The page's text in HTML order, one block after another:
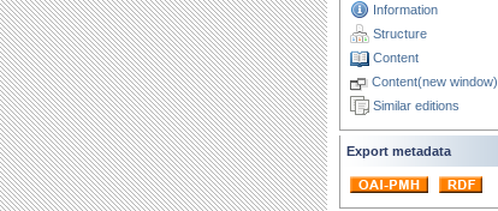
Information
Structure
Content
Content(new window)
Similar editions
Export metadata